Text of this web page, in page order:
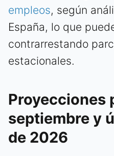
empleos, según
España, lo que
contrarrestando
estacionales.
Proyecciones
septiembre y
de 2026